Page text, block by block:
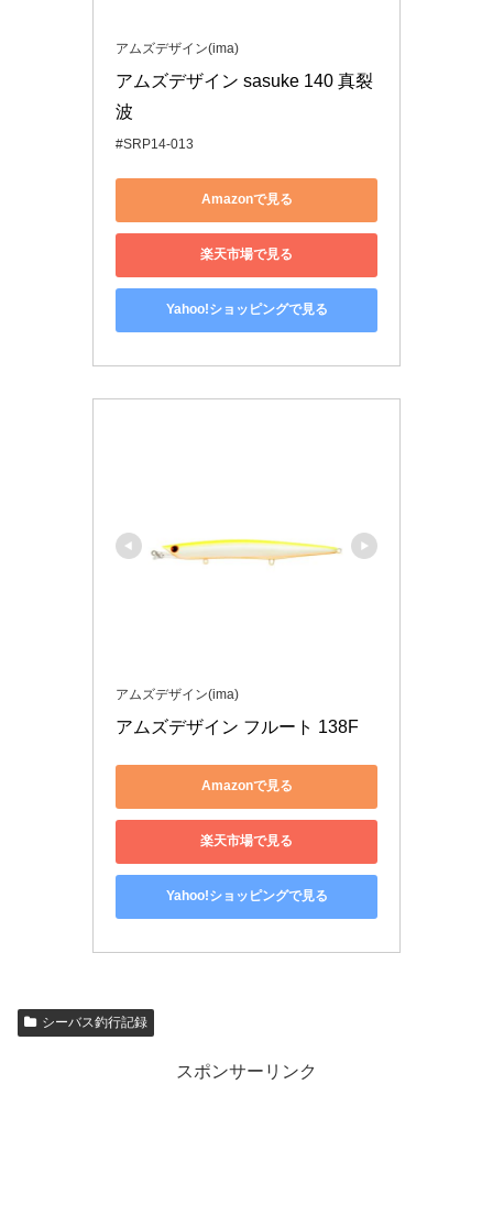
アムズデザイン(ima)
アムズデザイン sasuke 140 真裂
波
#SRP14-013
Amazonで見る
楽天市場で見る
Yahoo!ショッピングで見る
アムズデザイン(ima)
アムズデザイン フルート 138F
Amazonで見る
楽天市場で見る
Yahoo!ショッピングで見る
シーバス釣行記録
スポンサーリンク